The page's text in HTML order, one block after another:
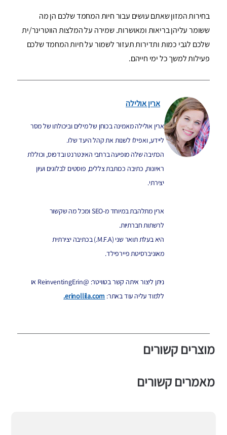
בחירות המזון שאתם עושים עבור חיות המחמד שלכם הן מה
ששומר עליהן בריאות ומאושרות. שמירה על המלצות הווטרינר/ית
שלכם לגבי כמות ותדירות תעזור לשמור על חיות המחמד שלכם
פעילות למשך כל ימי חייהם.
ארין אולילה
ארין אולילה מאמינה בכוחן של מילים וביכולתו של מסר
ליידע, ואפילו לשנות את קהל היעד שלו.
הכתיבה שלה מופיעה ברחבי האינטרנט ובדפוס, וכוללת
ראיונות, כתיבה ככותבת צללים, פוסטים לבלוגים ועיון
יצירתי.
ארין מתלהבת במיוחד מ-SEO ומכל מה שקשור
לרשתות חברתיות.
היא בעלת תואר שני (M.F.A.) בכתיבה יצירתית
מאוניברסיטת פיירפילד.
ניתן ליצור איתה קשר בטוויטר: @ReinventingErin או
ללמוד עליה עוד באתר: erinollila.com.
מוצרים קשורים
מאמרים קשורים